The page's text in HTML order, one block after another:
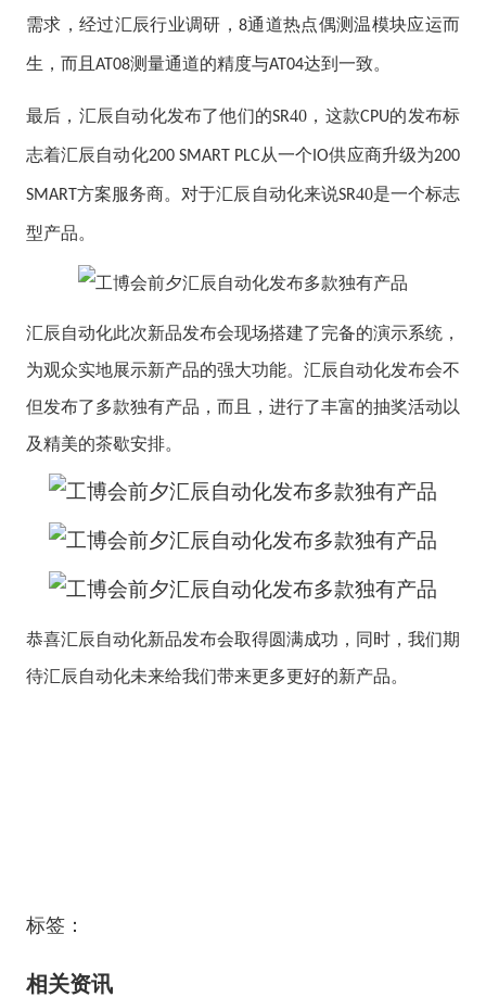
需求，经过汇辰行业调研， 8通道热点偶测温模块应运而
生，而且 AT08测量通道的精度与AT04达到一致。
最后，汇辰自动化发布了他们的SR40 ，这款CPU的发布标
志着汇辰自动化200 SMART PLC从一个 IO供应商升级为200
SMART 方案服务商。 对于汇辰自动化来说SR40是一个标志
型产品。
汇辰自动化此次新品发布会现场搭建了完备的演示系统，
为观众实地展示新产品的强大功能。汇辰自动化发布会不
但发布了多款独有产品，而且，进行了丰富的抽奖活动以
及精美的茶歇安排。
恭喜汇辰自动化新品发布会取得圆满成功，同时，我们期
待汇辰自动化未来给我们带来更多更好的新产品。
标签：
相关资讯